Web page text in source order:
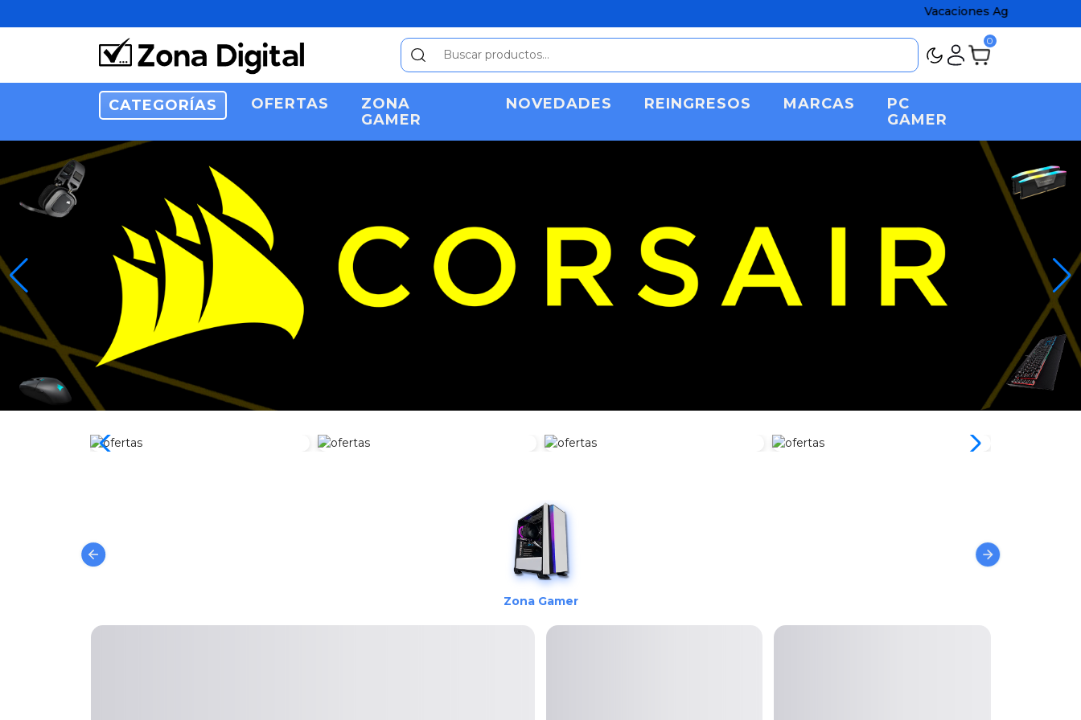
Vacaciones Agostinas chatos!
0
CATEGORÍAS OFERTAS
ZONA
GAMER
NOVEDADES REINGRESOS MARCAS
PC
GAMER
Zona Gamer